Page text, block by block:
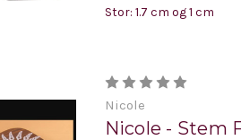
Stor: 1.7 cm og 1 cm
Nicole
Nicole - Stem